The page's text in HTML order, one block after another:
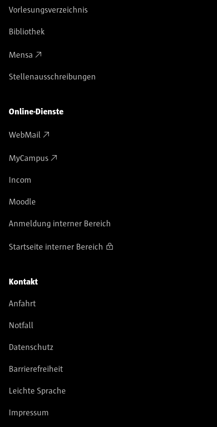
Vorlesungsverzeichnis
Bibliothek
Mensa
Stellenausschreibungen
Online-Dienste
WebMail
MyCampus
Incom
Moodle
Anmeldung interner Bereich
Startseite interner Bereich
Kontakt
Anfahrt
Notfall
Datenschutz
Barrierefreiheit
Leichte Sprache
Impressum